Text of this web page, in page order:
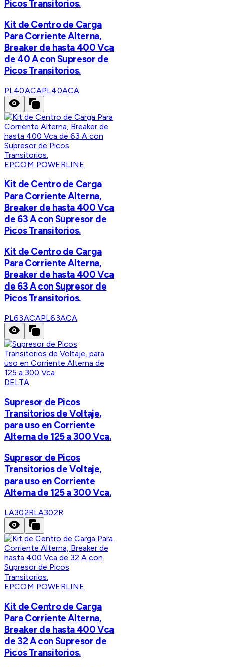
Picos Transitorios.
Kit de Centro de Carga
Para Corriente Alterna,
Breaker de hasta 400 Vca
de 40 A con Supresor de
Picos Transitorios.
PL40ACAPL40ACA
EPCOM POWERLINE
Kit de Centro de Carga
Para Corriente Alterna,
Breaker de hasta 400 Vca
de 63 A con Supresor de
Picos Transitorios.
Kit de Centro de Carga
Para Corriente Alterna,
Breaker de hasta 400 Vca
de 63 A con Supresor de
Picos Transitorios.
PL63ACAPL63ACA
DELTA
Supresor de Picos
Transitorios de Voltaje,
para uso en Corriente
Alterna de 125 a 300 Vca.
Supresor de Picos
Transitorios de Voltaje,
para uso en Corriente
Alterna de 125 a 300 Vca.
LA302RLA302R
EPCOM POWERLINE
Kit de Centro de Carga
Para Corriente Alterna,
Breaker de hasta 400 Vca
de 32 A con Supresor de
Picos Transitorios.